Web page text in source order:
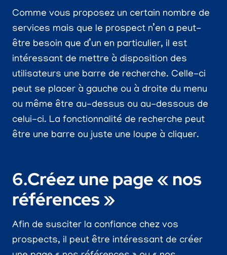
Comme vous proposez un certain nombre de
services mais que le prospect n’en a peut-
être besoin que d’un en particulier, il est
intéressant de mettre à disposition des
utilisateurs une barre de recherche. Celle-ci
peut se placer à gauche ou à droite du menu
ou même être au-dessus ou au-dessous de
celui-ci. La fonctionnalité de recherche peut
être une barre ou juste une loupe à cliquer.
6.Créez une page « nos
références »
Afin de susciter la confiance chez vos
prospects, il peut être intéressant de créer